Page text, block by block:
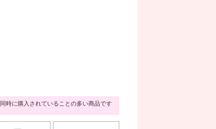
同時に購入されていることの多い商品です